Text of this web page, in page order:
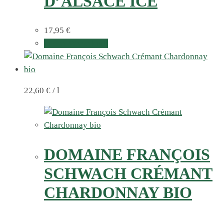
17,95 €
22,60 € / l
DOMAINE FRANÇOIS
SCHWACH CRÉMANT
CHARDONNAY BIO